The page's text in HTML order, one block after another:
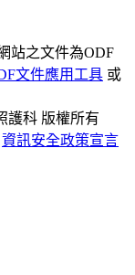
站之文件為ODF
文件應用工具 或
護科 版權所有
資訊安全政策宣言